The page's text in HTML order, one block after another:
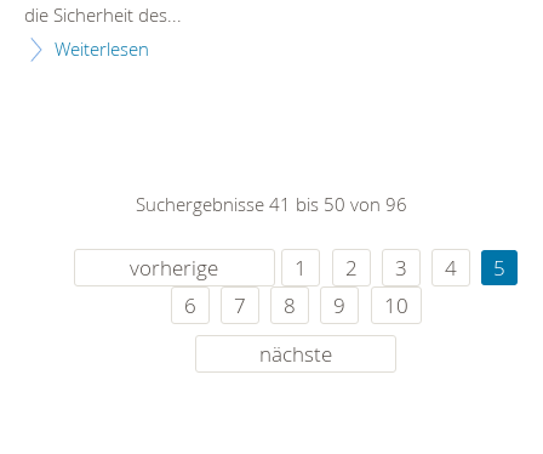
die Sicherheit des...
Weiterlesen
Suchergebnisse 41 bis 50 von 96
vorherige 1 2 3 4
5
6
7 8 9
10
nächste